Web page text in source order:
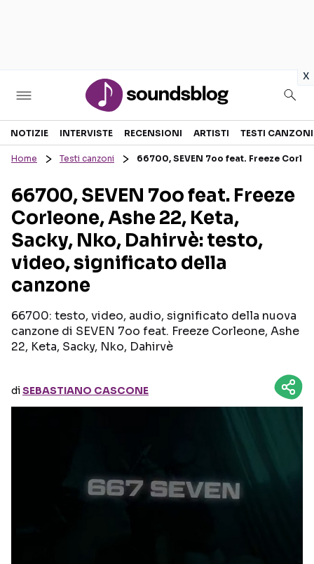
x
Sezioni
RECENSIONI MUSICALI
INTERVISTE
GOSSIP E CURIOSITÀ
TESTI CANZONI
TOUR ED EVENTI
TALENT SHOW
Seguici sui social
NOTIZIE INTERVISTE RECENSIONI ARTISTI TESTI CANZONI
Home Testi canzoni 66700, SEVEN 7oo feat. Freeze
66700, SEVEN 7oo feat. Freeze
Corleone, Ashe 22, Keta,
Sacky, Nko, Dahirvè: testo,
video, significato della
canzone
66700: testo, video, audio, significato della nuova
canzone di SEVEN 7oo feat. Freeze Corleone, Ashe
22, Keta, Sacky, Nko, Dahirvè
diSEBASTIANO CASCONE